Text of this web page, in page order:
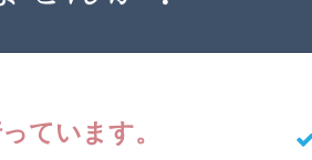
ています。